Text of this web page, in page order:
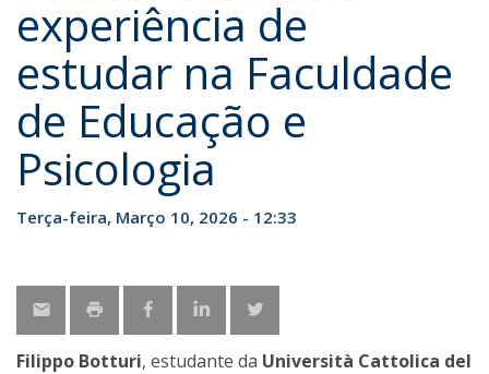
experiência de
estudar na Faculdade
de Educação e
Psicologia
Terça-feira, Março 10, 2026 - 12:33
Filippo Botturi, estudante da Università Cattolica del